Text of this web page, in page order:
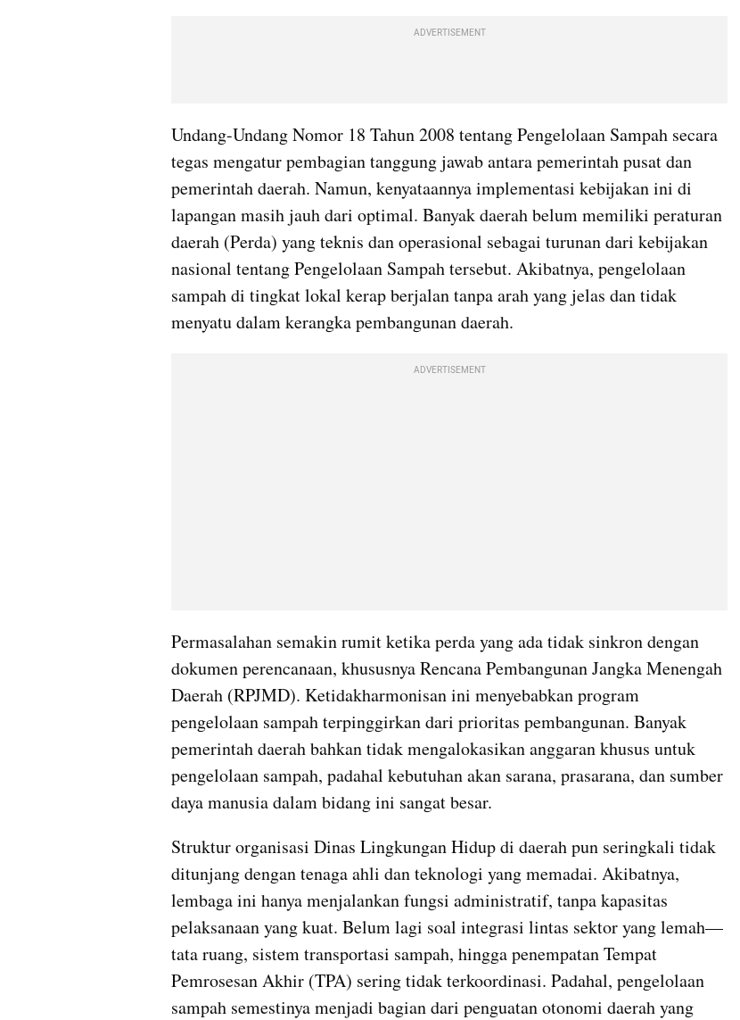
ADVERTISEMENT
Undang-Undang Nomor 18 Tahun 2008 tentang Pengelolaan Sampah secara
tegas mengatur pembagian tanggung jawab antara pemerintah pusat dan
pemerintah daerah. Namun, kenyataannya implementasi kebijakan ini di
lapangan masih jauh dari optimal. Banyak daerah belum memiliki peraturan
daerah (Perda) yang teknis dan operasional sebagai turunan dari kebijakan
nasional tentang Pengelolaan Sampah tersebut. Akibatnya, pengelolaan
sampah di tingkat lokal kerap berjalan tanpa arah yang jelas dan tidak
menyatu dalam kerangka pembangunan daerah.
ADVERTISEMENT
Permasalahan semakin rumit ketika perda yang ada tidak sinkron dengan
dokumen perencanaan, khususnya Rencana Pembangunan Jangka Menengah
Daerah (RPJMD). Ketidakharmonisan ini menyebabkan program
pengelolaan sampah terpinggirkan dari prioritas pembangunan. Banyak
pemerintah daerah bahkan tidak mengalokasikan anggaran khusus untuk
pengelolaan sampah, padahal kebutuhan akan sarana, prasarana, dan sumber
daya manusia dalam bidang ini sangat besar.
Struktur organisasi Dinas Lingkungan Hidup di daerah pun seringkali tidak
ditunjang dengan tenaga ahli dan teknologi yang memadai. Akibatnya,
lembaga ini hanya menjalankan fungsi administratif, tanpa kapasitas
pelaksanaan yang kuat. Belum lagi soal integrasi lintas sektor yang lemah—
tata ruang, sistem transportasi sampah, hingga penempatan Tempat
Pemrosesan Akhir (TPA) sering tidak terkoordinasi. Padahal, pengelolaan
sampah semestinya menjadi bagian dari penguatan otonomi daerah yang